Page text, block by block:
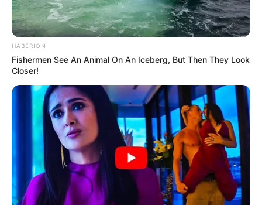
HABERION
Fishermen See An Animal On An Iceberg, But Then They Look
Closer!